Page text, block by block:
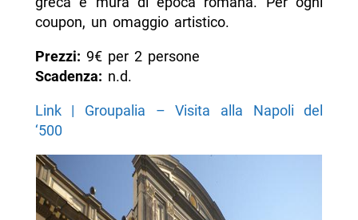
coupon, un omaggio artistico.
Prezzi: 9€ per 2 persone
Scadenza: n.d.
Link | Groupalia – Visita alla Napoli del
‘500